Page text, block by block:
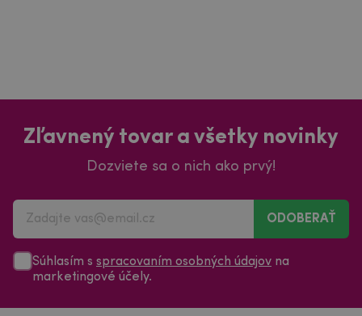
Zľavnený tovar a všetky novinky
Dozviete sa o nich ako prvý!
ODOBERAŤ
Súhlasím s spracovaním osobných údajov na
marketingové účely.